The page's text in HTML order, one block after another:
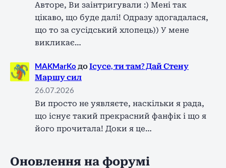
Авторе, Ви заінтригували :) Мені так
цікаво, що буде далі! Одразу здогадалася,
що то за сусідський хлопець)) У мене
викликає…
MAKMarKo доІсусе, ти там? Дай Стену
Маршу сил
26.07.2026
Ви просто не уявляєте, наскільки я рада,
що існує такий прекрасний фанфік і що я
його прочитала! Доки я це…
Оновлення на форумі